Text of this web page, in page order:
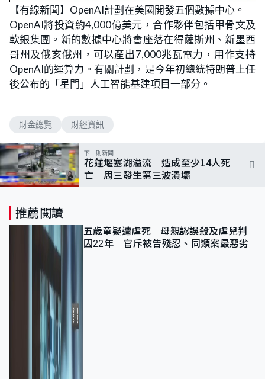
m
u
t
e
a
d
e
d
:
8
3
.
3
3
%
【有線新聞】OpenAI計劃在美國開發五個數據中心。
OpenAI將投資約4,000億美元，合作夥伴包括甲骨文及
軟銀集團。新的數據中心將會座落在得薩斯州、新墨西
哥州及俄亥俄州，可以產出7,000兆瓦電力，用作支持
OpenAI的運算力。有關計劃，是今年初總統特朗普上任
後公布的「星門」人工智能基建項目一部分。
財金總覽 財經資訊
下一則新聞
花蓮堰塞湖溢流 造成至少14人死
亡 周三發生第三波潰壩
推薦閱讀
五歲童疑遭虐死｜母親認誤殺及虐兒判
囚22年 官斥被告殘忍、同類案最惡劣